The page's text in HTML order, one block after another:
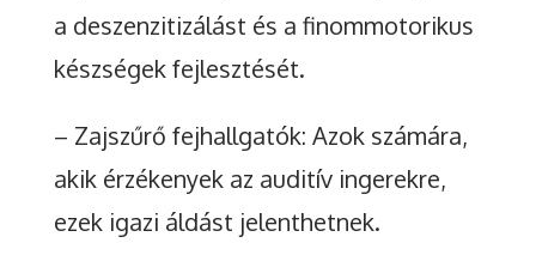
a deszenzitizálást és a finommotorikus
készségek fejlesztését.
– Zajszűrő fejhallgatók: Azok számára,
akik érzékenyek az auditív ingerekre,
ezek igazi áldást jelenthetnek.